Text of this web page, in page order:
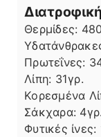
Θερμίδες: 480
Πρωτεΐνες:
Λίπη
Λίπη: 31γρ.
Κορεσμένα
Σάκχαρα: 4γρ.
Φυτικές ίνες: